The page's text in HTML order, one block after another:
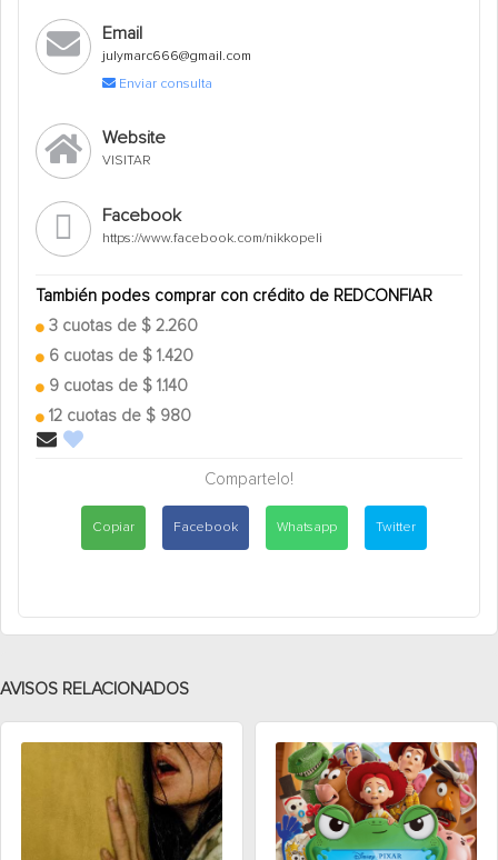
Email
julymarc666@gmail.com
Enviar consulta
Website
VISITAR
Facebook
https://www.facebook.com/nikkopeli
También podes comprar con crédito de REDCONFIAR
3 cuotas de $ 2.260
6 cuotas de $ 1.420
9 cuotas de $ 1.140
12 cuotas de $ 980
Compartelo!
Copiar Facebook Whatsapp Twitter
AVISOS RELACIONADOS